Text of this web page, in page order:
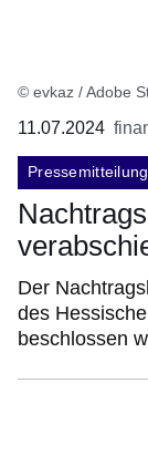
© evkaz / Adobe
11.07.2024
Pressemitteilung
Der
des
beschlossen